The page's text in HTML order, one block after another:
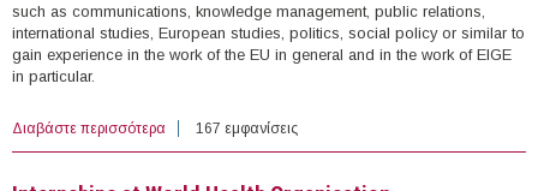
such as communications, knowledge management, public relations,
international studies, European studies, politics, social policy or similar to
gain experience in the work of the EU in general and in the work of EIGE
in particular.
Διαβάστε περισσότερα για Τraineeships at European Institute for Gender
Equality
167 εμφανίσεις